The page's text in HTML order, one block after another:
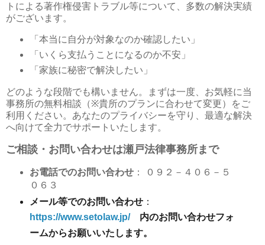
トによる著作権侵害トラブル等について、多数の解決実績
がございます。
「本当に自分が対象なのか確認したい」
「いくら支払うことになるのか不安」
「家族に秘密で解決したい」
どのような段階でも構いません。まずは一度、お気軽に当
事務所の無料相談（※貴所のプランに合わせて変更）をご
利用ください。あなたのプライバシーを守り、最適な解決
へ向けて全力でサポートいたします。
ご相談・お問い合わせは瀬戸法律事務所まで
お電話でのお問い合わせ：
０９２－４０６－５
０６３
メール等でのお問い合わせ：
https://www.setolaw.jp/内のお問い合わせフォ
ームからお願いいたします。